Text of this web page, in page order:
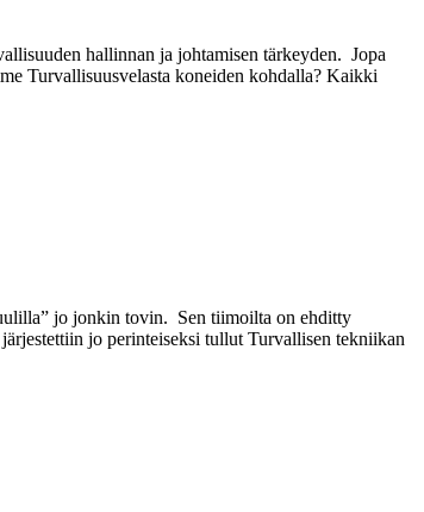
hallinnan ja johtamisen tärkeyden. Jopa
Turvallisuusvelasta koneiden kohdalla? Kaikki
jo jonkin tovin. Sen tiimoilta on ehditty
jo perinteiseksi tullut Turvallisen tekniikan